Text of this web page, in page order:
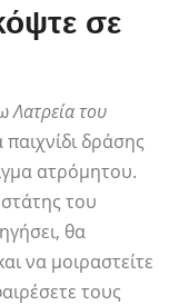
σε
Λατρεία του
δράσης
ατρόμητου.
του
θα
να μοιραστείτε
τους